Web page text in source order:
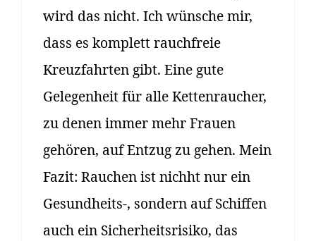
wird das nicht. Ich wünsche mir,
dass es komplett rauchfreie
Kreuzfahrten gibt. Eine gute
Gelegenheit für alle Kettenraucher,
zu denen immer mehr Frauen
gehören, auf Entzug zu gehen. Mein
Fazit: Rauchen ist nichht nur ein
Gesundheits-, sondern auf Schiffen
auch ein Sicherheitsrisiko, das